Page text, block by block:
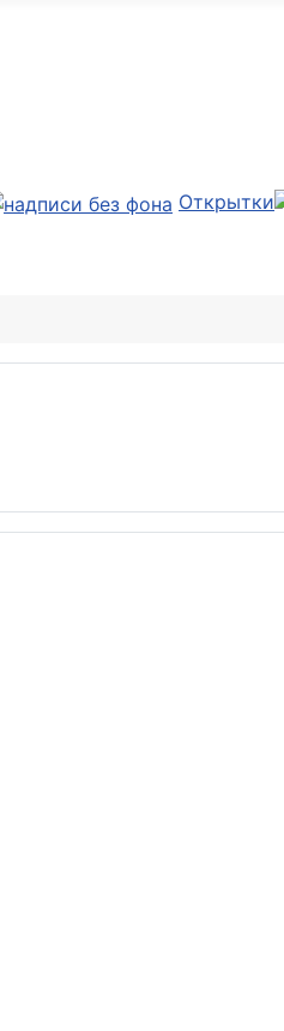
Открытки